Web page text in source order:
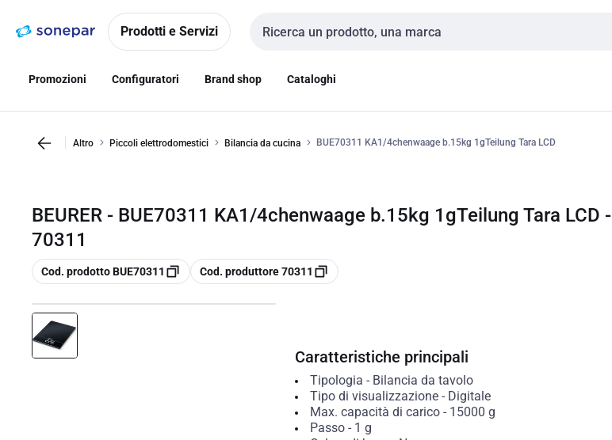
navigazionealla
Prodotti e Servizi
Cerca input
Promozioni Configuratori Brand shop Cataloghi
Altro Piccoli elettrodomestici Bilancia da cucina BUE70311 KA1/4chenwaage b.15kg 1gTeilung Tara LCD
BEURER - BUE70311 KA1/4chenwaage b.15kg 1gTeilung Tara LCD -
70311
copia
Cod. prodotto BUE70311 copia
Cod. produttore 70311
Caratteristiche principali
Tipologia - Bilancia da tavolo
Tipo di visualizzazione- Digitale
Max. capacità di carico- 15000 g
Passo- 1 g